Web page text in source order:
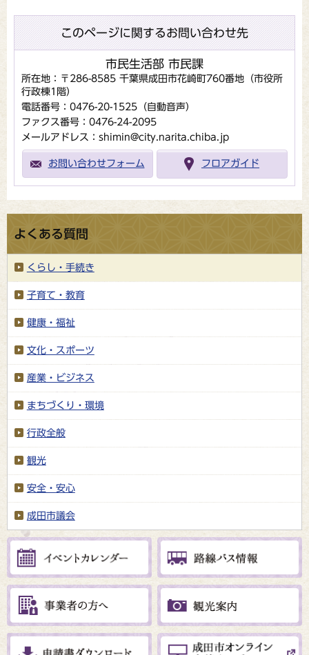
このページに関するお問い合わせ先
市民生活部 市民課
所在地：〒286-8585 千葉県成田市花崎町760番地（市役所
行政棟1階）
電話番号：0476-20-1525（自動音声）
ファクス番号：0476-24-2095
メールアドレス：shimin@city.narita.chiba.jp
お問い合わせフォーム フロアガイド
よくある質問
くらし・手続き
子育て・教育
健康・福祉
文化・スポーツ
産業・ビジネス
まちづくり・環境
行政全般
観光
安全・安心
成田市議会